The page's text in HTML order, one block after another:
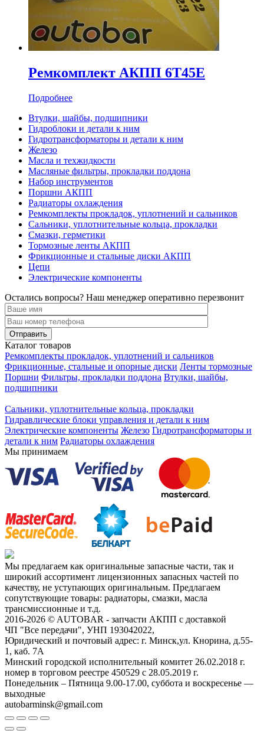
Ремкомплект АКПП 6T45E
Подробнее
Втулки, шайбы, подшипники
Гидроблоки и детали к ним
Гидротрансформаторы и детали к ним
Железо
Масла и техжидкости
Масляные фильтры, прокладки поддона
Набор инструментов
Поршни АКПП
Радиаторы охлаждения
Ремкомплекты прокладок, уплотнений и сальников
Сальники, уплотнительные кольца, прокладки
Смазки, герметики
Тормозные ленты АКПП
Фрикционные и стальные диски АКПП
Цепи
Электрические компоненты
Остались вопросы? Наш менеджер оперативно перезвонит
Каталог товаров
Ремкомплекты прокладок, уплотнений и сальников
Фрикционные, стальные и опорные диски Ленты тормозные
Поршни Фильтры, прокладки поддона Втулки, шайбы,
подшипники
Сальники, уплотнительные кольца, прокладки
Гидравлические блоки управления и детали к ним
Электрические компоненты Железо Гидротрансформаторы и
детали к ним Радиаторы охлаждения
Мы принимаем
Мы предлагаем как оригинальные запасные части, так и
широкий ассортимент лицензионных запасных частей по
качеству, не уступающих оригинальным. Предлагаем
сопутствующие товары: радиаторы, смазки, масла
трансмиссионные и т.д.
2016-2026 © AUTOBAR - запчасти АКПП с доставкой
ЧП "Все передачи", УНП 193042022,
Юридический и почтовый адрес: г. Минск,ул. Кнорина, д.55-
1, каб. 7А
Минский городской исполнительный комитет 26.02.2018 г.
номер в торговом реестре 450529 с 28.05.2019 г.
Понедельник – Пятница 9.00-17.00, суббота и воскресенье —
выходные
autobarminsk@gmail.com